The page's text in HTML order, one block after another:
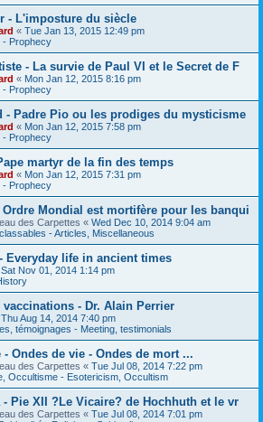
- L'imposture du siècle
« Tue Jan 13, 2015 12:49 pm
- Prophecy
- La survie de Paul VI et le Secret de F
« Mon Jan 12, 2015 8:16 pm
- Prophecy
- Padre Pio ou les prodiges du mysticisme
« Mon Jan 12, 2015 7:58 pm
- Prophecy
martyr de la fin des temps
« Mon Jan 12, 2015 7:31 pm
- Prophecy
Mondial est mortifère pour les banqui
des Carpettes « Wed Dec 10, 2014 9:04 am
- Articles, Miscellaneous
Everyday life in ancient times
Sat Nov 01, 2014 1:14 pm
- Dr. Alain Perrier
Thu Aug 14, 2014 7:40 pm
témoignages - Meeting, testimonials
- Ondes de vie - Ondes de mort ...
des Carpettes « Tue Jul 08, 2014 7:22 pm
Occultisme - Esotericism, Occultism
Pie XII ?Le Vicaire? de Hochhuth et le vr
des Carpettes « Tue Jul 08, 2014 7:01 pm